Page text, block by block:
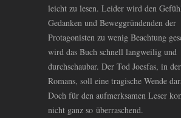
leicht zu lesen. Leider wird den
Gedanken und Beweggründenden der
Protagonisten zu wenig Beachtung
wird das Buch schnell langweilig und
durchschaubar. Der Tod Joesfas, in
Romans, soll eine tragische Wende
Doch für den aufmerksamen Leser
nicht ganz so überraschend.